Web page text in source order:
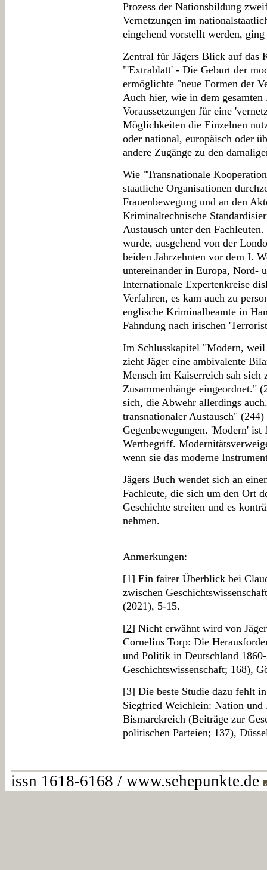
Prozess der Nationsbildung
Vernetzungen im
eingehend vorstellt werden,
Zentral für Jägers Blick auf das
"'Extrablatt' - Die Geburt der
ermöglichte "neue Formen der
Auch hier, wie in dem
Voraussetzungen für eine
Möglichkeiten die Einzelnen
oder national, europäisch oder
andere Zugänge zu den
Wie "Transnationale
staatliche Organisationen
Frauenbewegung und an den
Kriminaltechnische
Austausch unter den
wurde, ausgehend von der
beiden Jahrzehnten vor dem I.
untereinander in Europa, Nord-
Internationale Expertenkreise
Verfahren, es kam auch zu
englische Kriminalbeamte in
Fahndung nach irischen
Im Schlusskapitel "Modern,
zieht Jäger eine ambivalente
Mensch im Kaiserreich sah sich
Zusammenhänge eingeordnet."
sich, die Abwehr allerdings
transnationaler Austausch"
Gegenbewegungen. 'Modern'
Wertbegriff.
wenn sie das moderne
Jägers Buch wendet sich an
Fachleute, die sich um den Ort
Geschichte streiten und es
nehmen.
Anmerkungen:
[1] Ein fairer Überblick bei
zwischen
(2021), 5-15.
[2] Nicht erwähnt wird von
Cornelius Torp: Die
und Politik in Deutschland
Geschichtswissenschaft; 168),
[3] Die beste Studie dazu fehlt
Siegfried Weichlein: Nation und
Bismarckreich (Beiträge zur
politischen Parteien; 137),
issn 1618-6168 / www.sehepunkte.de